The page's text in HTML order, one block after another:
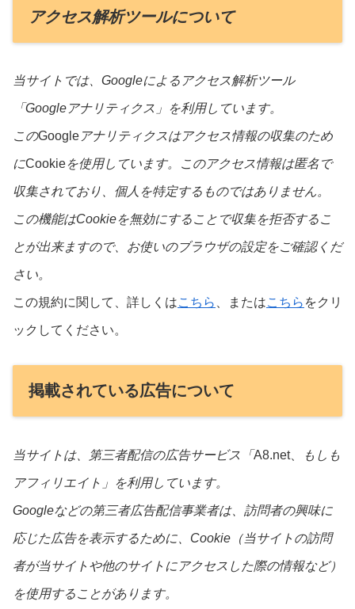
アクセス解析ツールについて
当サイトでは、Googleによるアクセス解析ツール
「Googleアナリティクス」を利用しています。
このGoogle アナリティクスはアクセス情報の収集のため
にCookieを使用しています。このアクセス情報は匿名で
収集されており、個人を特定するものではありません。
この機能はCookieを無効にすることで収集を拒否するこ
とが出来ますので、お使いのブラウザの設定をご確認くだ
さい。
この規約に関して、詳しくはこちら 、またはこちら をクリ
ックしてください。
掲載されている広告について
当サイトは、第三者配信の広告サービス「A8.net、 もしも
アフィリエイト」を利用しています。
Googleなどの第三者広告配信事業者は、訪問者の興味に
応じた広告を表示するために、Cookie（当サイトの訪問
者が当サイトや他のサイトにアクセスした際の情報など）
を使用することがあります。